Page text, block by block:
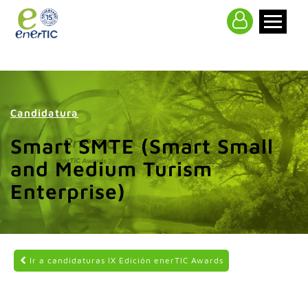
Candidatura
Smart SMTE (Smart Small
and Medium Turism
Enterprise)
Ir a candidaturas IX Edición enerTIC Awards